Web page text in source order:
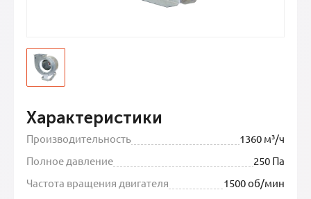
Характеристики
Производительность
1360 м³/ч
Полное давление
250 Па
Частота вращения двигателя
1500 об/мин